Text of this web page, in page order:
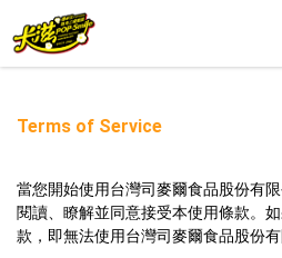
Terms of Service
當您開始使用台灣司麥爾食品股份有
閱讀、瞭解並同意接受本使用條款。
款，即無法使用台灣司麥爾食品股份有